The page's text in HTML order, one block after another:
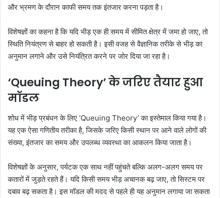
और भ्रमण के दौरान काफी समय तक इंतजार करना पड़ता है।
विशेषज्ञों का कहना है कि यदि भीड़ एक ही समय में सीमित क्षेत्र में जमा हो जाए, तो
स्थिति नियंत्रण से बाहर हो सकती है। इसी वजह से वैज्ञानिक तरीके से भीड़ का
अनुमान लगाने और उसे नियंत्रित करने पर जोर दिया जा रहा है।
‘Queuing Theory’ के जरिए तैयार हुआ
मॉडल
शोध में भीड़ प्रबंधन के लिए ‘Queuing Theory’ का इस्तेमाल किया गया है।
यह एक ऐसा गणितीय तरीका है, जिसके जरिए किसी स्थान पर आने वाले लोगों की
संख्या, इंतजार का समय और उपलब्ध व्यवस्था का आकलन किया जाता है।
विशेषज्ञों के अनुसार, पर्यटक एक साथ नहीं पहुंचते बल्कि अलग-अलग समय पर
कतारों में जुड़ते रहते हैं। यदि किसी समय भीड़ अचानक बढ़ जाए, तो सिस्टम पर
दबाव बढ़ सकता है। इस मॉडल की मदद से पहले ही यह अनुमान लगाया जा सकता